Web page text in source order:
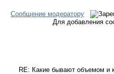
Сообщение модератору
Для добавления
RE: Какие бывают объемом и